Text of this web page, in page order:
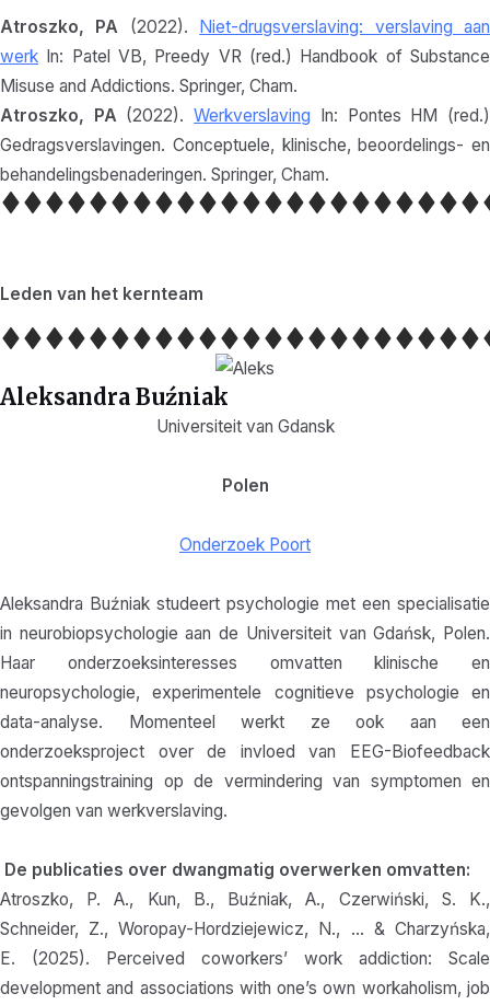
Atroszko, PA (2022). Niet-drugsverslaving: verslaving aan
werk In: Patel VB, Preedy VR (red.) Handbook of Substance
Misuse and Addictions. Springer, Cham.
Atroszko, PA (2022).Werkverslaving In: Pontes HM (red.)
Gedragsverslavingen. Conceptuele, klinische, beoordelings- en
behandelingsbenaderingen. Springer, Cham.
Leden van het kernteam
Aleksandra Buźniak
Universiteit van Gdansk
Polen
Onderzoek Poort
Aleksandra Buźniak studeert psychologie met een specialisatie
in neurobiopsychologie aan de Universiteit van Gdańsk, Polen.
Haar onderzoeksinteresses omvatten klinische en
neuropsychologie, experimentele cognitieve psychologie en
data-analyse. Momenteel werkt ze ook aan een
onderzoeksproject over de invloed van EEG-Biofeedback
ontspanningstraining op de vermindering van symptomen en
gevolgen van werkverslaving.
De publicaties over dwangmatig overwerken omvatten:
Atroszko, P. A., Kun, B., Buźniak, A., Czerwiński, S. K.,
Schneider, Z., Woropay-Hordziejewicz, N., … & Charzyńska,
E. (2025). Perceived coworkers’ work addiction: Scale
development and associations with one’s own workaholism, job